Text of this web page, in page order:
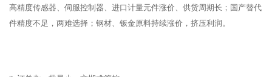
高精度传感器、伺服控制器、进口计量元件涨价、供货周期长；国产替代
件精度不足，两难选择；钢材、钣金原料持续涨价，挤压利润。